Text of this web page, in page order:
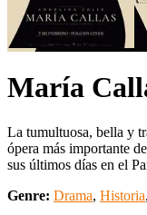
María
La tumultuosa, bella y
ópera más importante
sus últimos días en el
Genre: Drama, Historia,